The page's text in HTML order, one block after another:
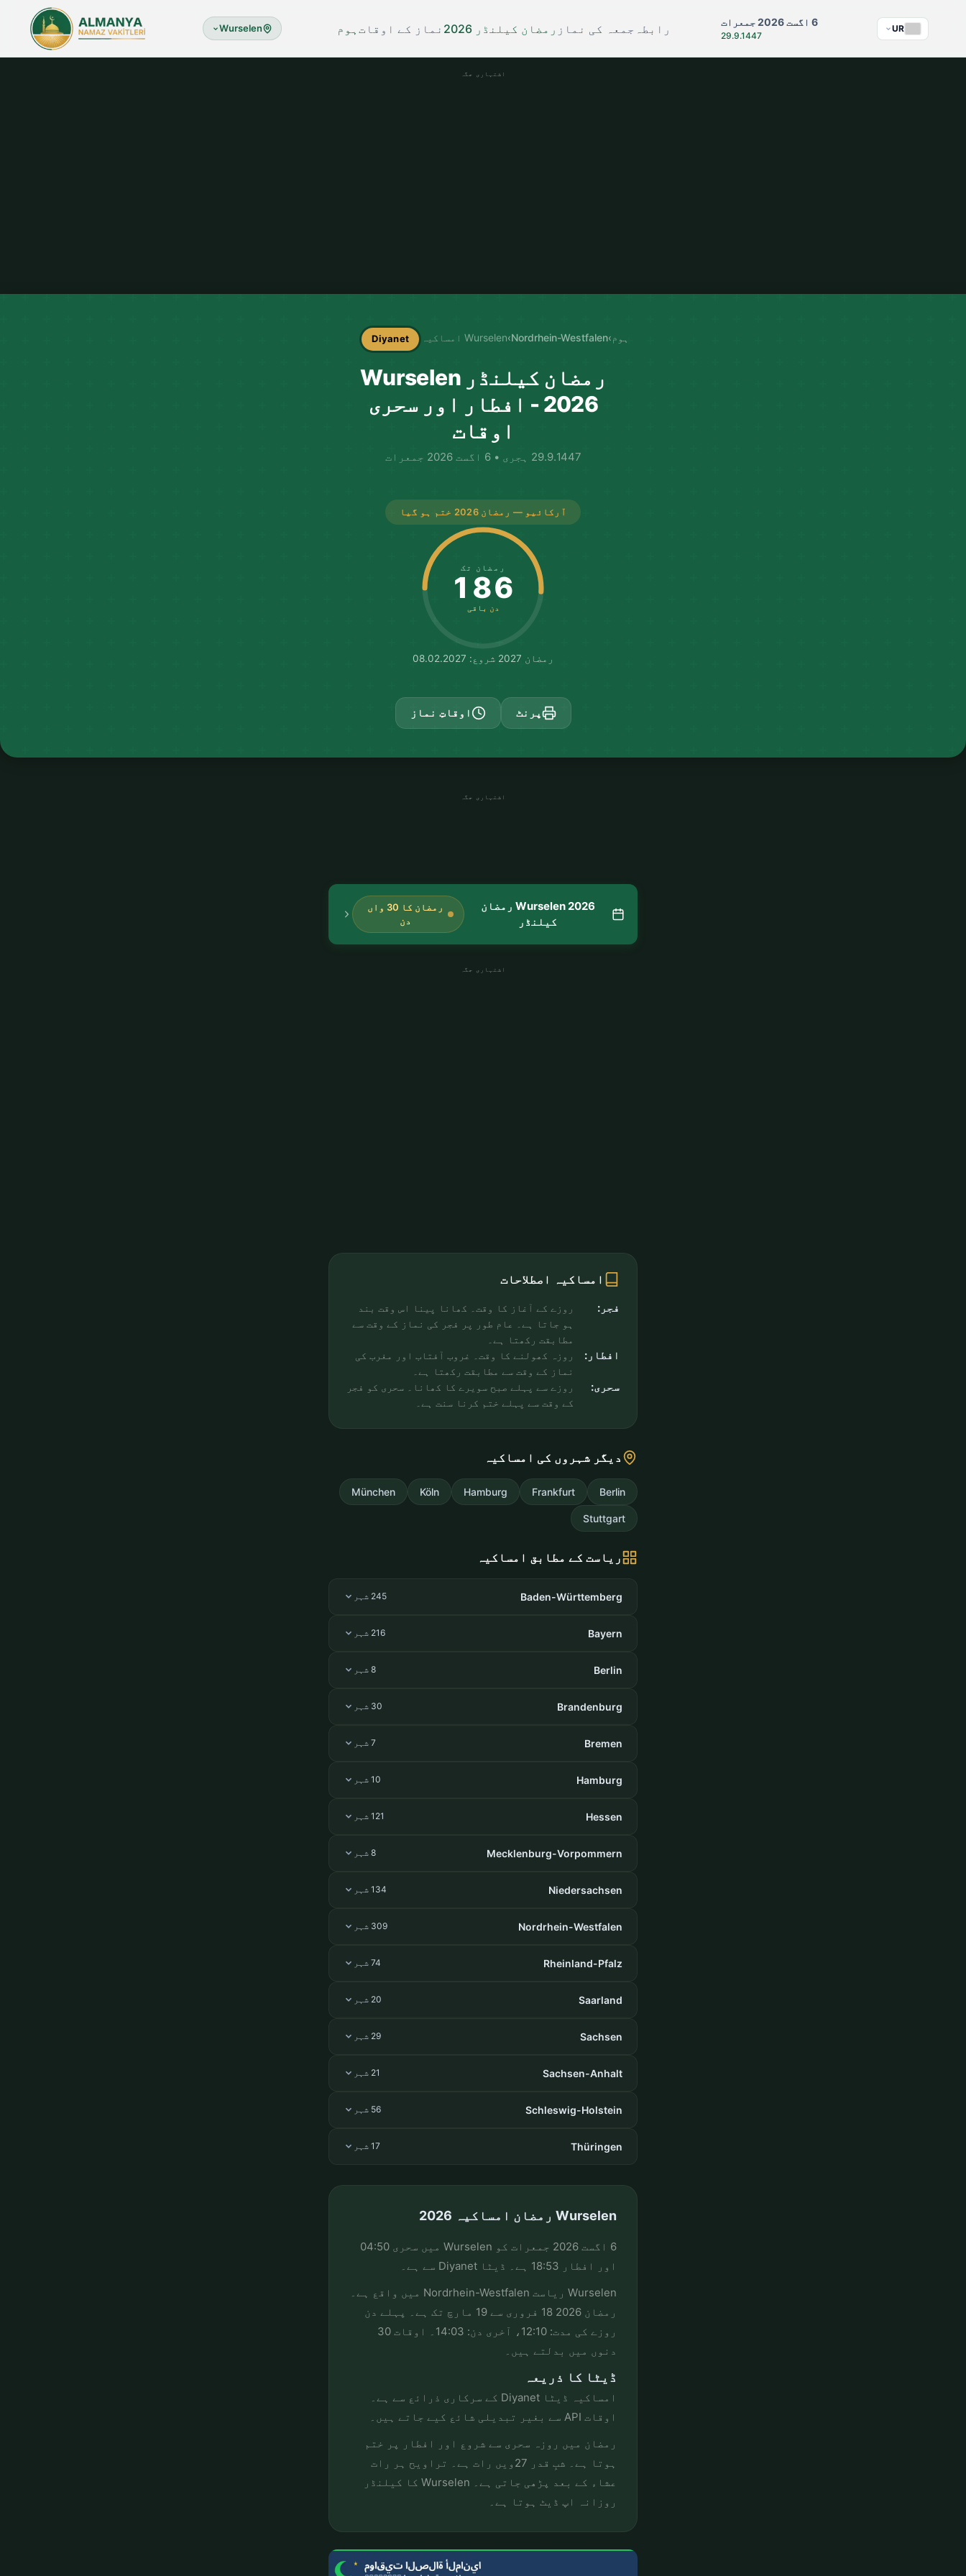
Wurselen ہومنماز کے اوقات رمضان کیلنڈر 2026 جمعہ کی نماز رابطہ 6 اگست 2026 جمعرات
29.9.1447
UR
اشتہاری جگہ
ہوم›
Nordrhein-Westfalen
›Wurselen امساکیہ Diyanet
رمضان کیلنڈر Wurselen
2026 - افطار اور سحری
اوقات
29.9.1447 ہجری • 6 اگست 2026 جمعرات
آرکائیو — رمضان 2026 ختم ہو گیا
رمضان تک
186
دن باقی
رمضان 2027 شروع: 08.02.2027
پرنٹ اوقاتِ نماز
اشتہاری جگہ
Wurselen 2026 رمضان
کیلنڈر
رمضان کا 30 واں
دن
اشتہاری جگہ
امساکیہ اصطلاحات
فجر:
روزے کے آغاز کا وقت۔ کھانا پینا اس وقت بند
ہو جاتا ہے۔ عام طور پر فجر کی نماز کے وقت سے
مطابقت رکھتا ہے۔
افطار:
روزہ کھولنے کا وقت۔ غروب آفتاب اور مغرب کی
نماز کے وقت سے مطابقت رکھتا ہے۔
سحری:
روزے سے پہلے صبح سویرے کا کھانا۔ سحری کو فجر
کے وقت سے پہلے ختم کرنا سنت ہے۔
دیگر شہروں کی امساکیہ
Berlin
Frankfurt
Hamburg
Köln
München
Stuttgart
ریاست کے مطابق امساکیہ
Baden-Württemberg 245 شہر
Bayern 216 شہر
Berlin 8 شہر
Brandenburg 30 شہر
Bremen 7 شہر
Hamburg 10 شہر
Hessen 121 شہر
Mecklenburg-Vorpommern 8 شہر
Niedersachsen 134 شہر
Nordrhein-Westfalen 309 شہر
Rheinland-Pfalz 74 شہر
Saarland 20 شہر
Sachsen 29 شہر
Sachsen-Anhalt 21 شہر
Schleswig-Holstein 56 شہر
Thüringen 17 شہر
Wurselen رمضان امساکیہ 2026
6 اگست 2026 جمعرات کو Wurselen میں سحری 04:50
اور افطار 18:53 ہے۔ ڈیٹا Diyanet سے ہے۔
Wurselen ریاست Nordrhein-Westfalen میں واقع ہے۔
رمضان 2026 18 فروری سے 19 مارچ تک ہے۔ پہلے دن
روزے کی مدت: 12:10، آخری دن: 14:03۔ اوقات 30
دنوں میں بدلتے ہیں۔
ڈیٹا کا ذریعہ
امساکیہ ڈیٹا Diyanet کے سرکاری ذرائع سے ہے۔
اوقات API سے بغیر تبدیلی شائع کیے جاتے ہیں۔
رمضان میں روزہ سحری سے شروع اور افطار پر ختم
ہوتا ہے۔ شبِ قدر 27ویں رات ہے۔ تراویح ہر رات
عشاء کے بعد پڑھی جاتی ہے۔ Wurselen کا کیلنڈر
روزانہ اپ ڈیٹ ہوتا ہے۔